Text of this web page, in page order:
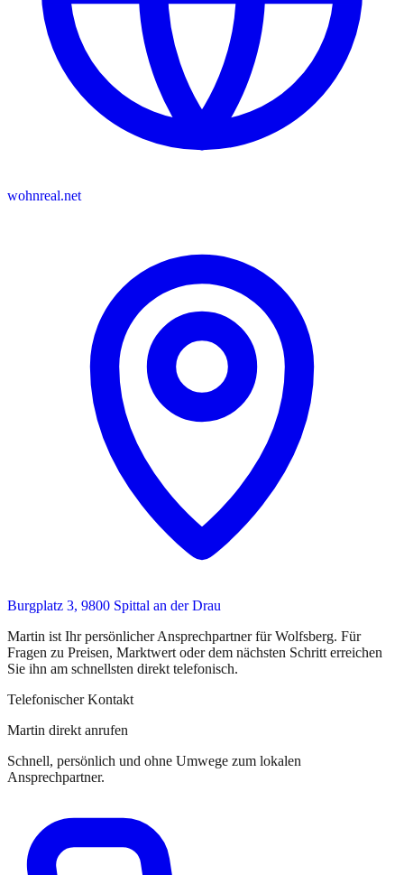
wohnreal.net
Burgplatz 3, 9800 Spittal an der Drau
Martin ist Ihr persönlicher Ansprechpartnerfür Wolfsberg. Für
Fragen zu Preisen, Marktwert oder dem nächsten Schritt erreichen
Sie ihn am schnellsten direkt telefonisch.
Telefonischer Kontakt
Martin direkt anrufen
Schnell, persönlich und ohne Umwege zum lokalen
Ansprechpartner.